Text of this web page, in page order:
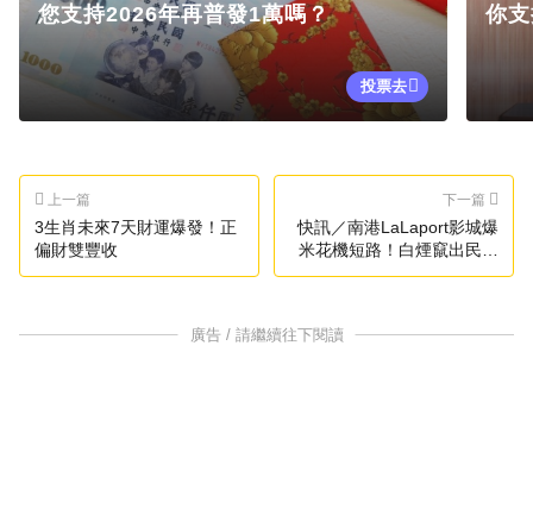
您支持2026年再普發1萬嗎？
投票去
你
上一篇
3生肖未來7天財運爆發！正
偏財雙豐收
下一篇
快訊／南港LaLaport影城爆
米花機短路！白煙竄出民眾
嚇報案
廣告 / 請繼續往下閱讀